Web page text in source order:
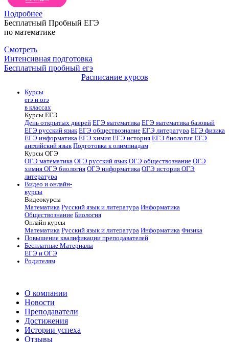
Подробнее
Бесплатный Пробный ЕГЭ
по математике
Смотреть
Интенсивная подготовка
Бесплатный пробный егэ
Расписание курсов
Курсы
егэ и огэ
в классах
Курсы ЕГЭ
День открытых дверей ЕГЭ математика ЕГЭ математика базовый
ЕГЭ русский язык ЕГЭ обществознание ЕГЭ литература ЕГЭ физика
ЕГЭ информатика ЕГЭ химия ЕГЭ история ЕГЭ биология ЕГЭ
английский язык Подготовка к олимпиадам
Курсы ОГЭ
ОГЭ математика ОГЭ русский язык ОГЭ обществознание ОГЭ
химия ОГЭ биология ОГЭ информатика ОГЭ история ОГЭ
литература
Видео и онлайн-
курсы
Видеокурсы
Математика Русский язык и литература Информатика
Обществознание Биология
Онлайн курсы
Математика Русский язык и литература Информатика Физика
Повышение квалификации преподавателей
Бесплатные Материалы
ЕГЭ и ОГЭ
Родителям
О компании
Новости
Преподаватели
Достижения
Истории успеха
Отзывы